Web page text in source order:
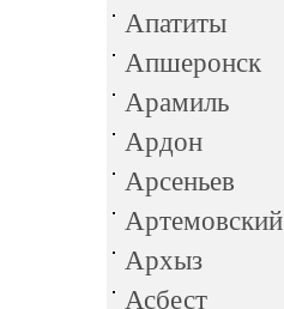
Апатиты
Апшеронск
Арамиль
Ардон
Арсеньев
Артемовский
Архыз
Асбест